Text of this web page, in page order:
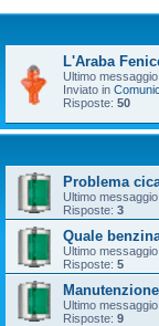
L'Araba
Ultimo
Inviato in
Risposte: 50
Problema
Ultimo
Risposte: 3
Quale
Ultimo
Risposte: 5
Ultimo
Risposte: 9